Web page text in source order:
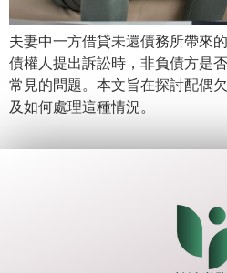
夫妻中一方借貸未還債務所帶來
債權人提出訴訟時，非負債方是
常見的問題。本文旨在探討配偶
及如何處理這種情況。